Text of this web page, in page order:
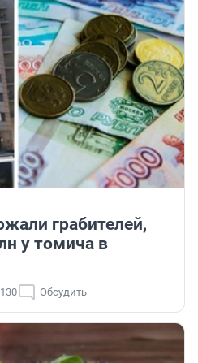
грабителей,
у томича в
Обсудить